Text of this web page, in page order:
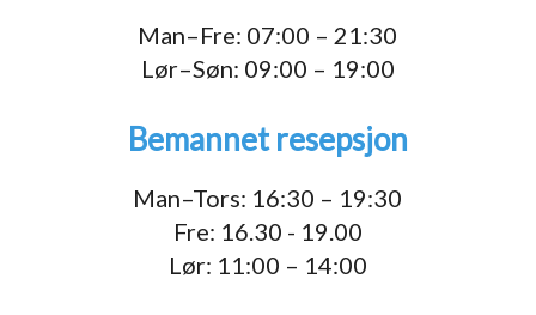
Man–Fre: 07:00 – 21:30
Lør–Søn: 09:00 – 19:00
Bemannet resepsjon
Man–Tors: 16:30 – 19:30
Fre: 16.30 - 19.00
Lør: 11:00 – 14:00